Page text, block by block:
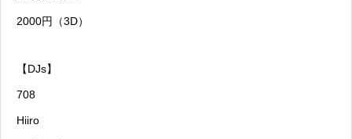
2000円（3D）
【DJs】
708
Hiiro